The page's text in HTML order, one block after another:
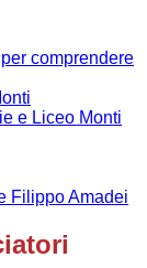
comprendere
e Liceo Monti
Filippo Amadei